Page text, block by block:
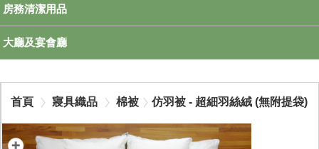
房務清潔用品
大廳及宴會廳
首頁 寢具織品 棉被 仿羽被 - 超細羽絲絨 (無附提袋)